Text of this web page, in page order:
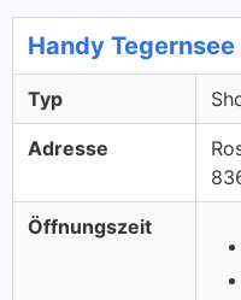
Handy Tegernsee
Typ
Adresse
Öffnungszeit